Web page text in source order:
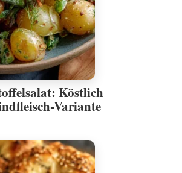
Köstlich
Variante